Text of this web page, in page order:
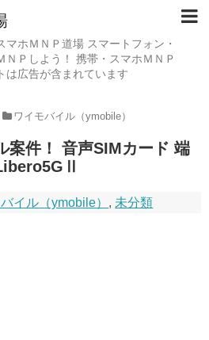
ホＭＮＰ道場 スマートフォン・
Ｐしよう！ 携帯・スマホＭＮＰ
広告が含まれています
ワイモバイル（ymobile）
案件！ 音声SIMカード 端
イル（ymobile） , 未分類